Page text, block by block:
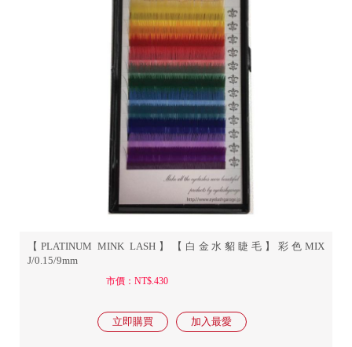
【PLATINUM MINK LASH】【白金水貂睫毛】彩色MIX
J/0.15/9mm
市價：NT$.430